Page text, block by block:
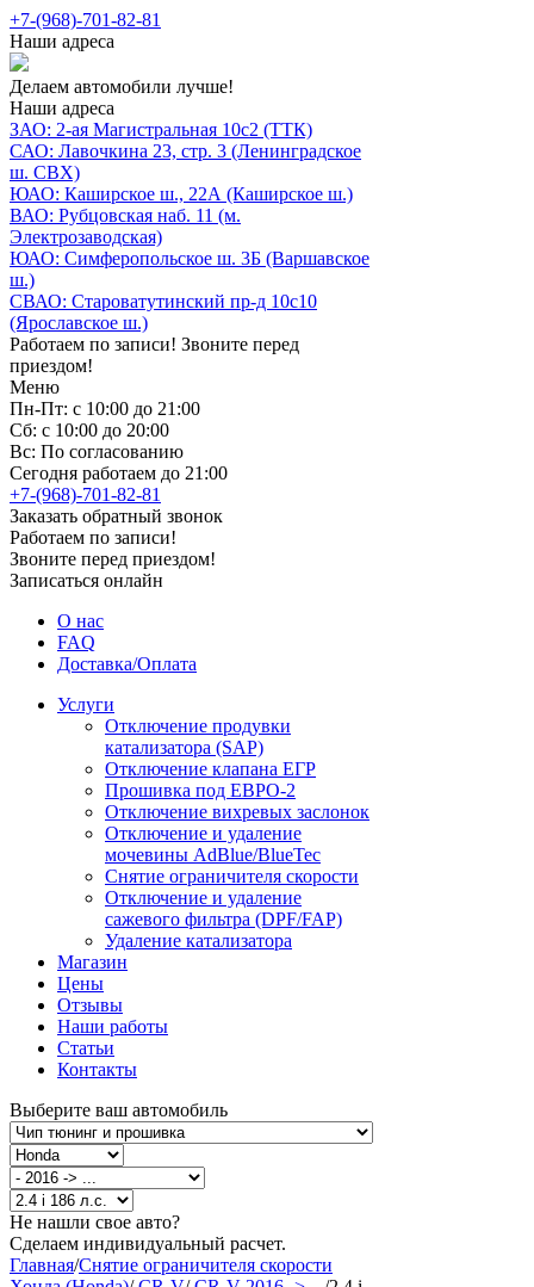
+7-(968)-701-82-81
Наши адреса
Делаем автомобили лучше!
Наши адреса
ЗАО: 2-ая Магистральная 10с2 (ТТК)
САО: Лавочкина 23, стр. 3 (Ленинградское
ш. СВХ)
ЮАО: Каширское ш., 22А (Каширское ш.)
ВАО: Рубцовская наб. 11 (м.
Электрозаводская)
ЮАО: Симферопольское ш. 3Б (Варшавское
ш.)
СВАО: Староватутинский пр-д 10с10
(Ярославское ш.)
Работаем по записи! Звоните перед
приездом!
Меню
Пн-Пт: с 10:00 до 21:00
Сб: с 10:00 до 20:00
Вс: По согласованию
Сегодня работаем до 21:00
+7-(968)-701-82-81
Заказать обратный звонок
Работаем по записи!
Звоните перед приездом!
Записаться онлайн
О нас
FAQ
Доставка/Оплата
Услуги
Отключение продувки
катализатора (SAP)
Отключение клапана ЕГР
Прошивка под ЕВРО-2
Отключение вихревых заслонок
Отключение и удаление
мочевины AdBlue/BlueTec
Снятие ограничителя скорости
Отключение и удаление
сажевого фильтра (DPF/FAP)
Удаление катализатора
Магазин
Цены
Отзывы
Наши работы
Статьи
Контакты
Выберите ваш автомобиль
Не нашли свое авто?
Сделаем индивидуальный расчет.
Главная/Снятие ограничителя скорости